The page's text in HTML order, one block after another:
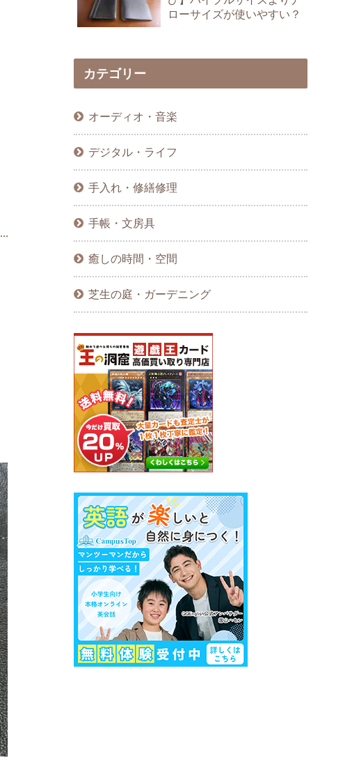
ローサイズが使いやすい？
カテゴリー
オーディオ・音楽
デジタル・ライフ
手入れ・修繕修理
手帳・文房具
癒しの時間・空間
芝生の庭・ガーデニング